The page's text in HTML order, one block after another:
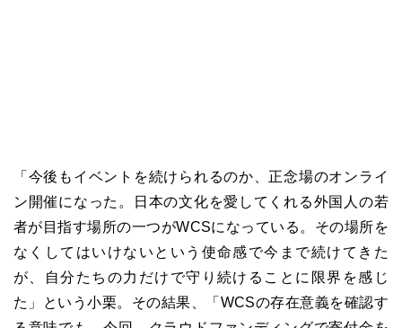
「今後もイベントを続けられるのか、正念場のオンライ
ン開催になった。日本の文化を愛してくれる外国人の若
者が目指す場所の一つがWCSになっている。その場所を
なくしてはいけないという使命感で今まで続けてきた
が、自分たちの力だけで守り続けることに限界を感じ
た」という小栗。その結果、「WCSの存在意義を確認す